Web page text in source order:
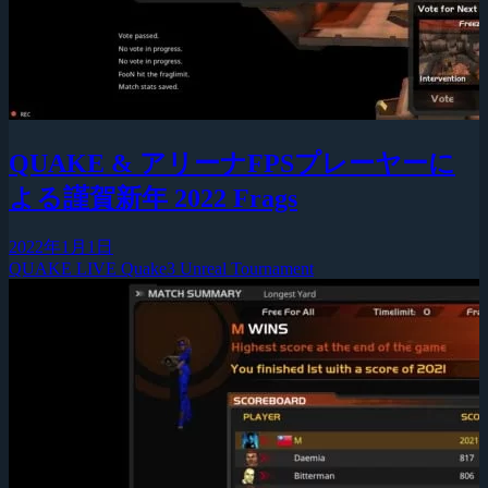
QUAKE & アリーナFPSプレーヤーに
よる謹賀新年 2022 Frags
2022年1月1日
QUAKE LIVE Quake3 Unreal Tournament